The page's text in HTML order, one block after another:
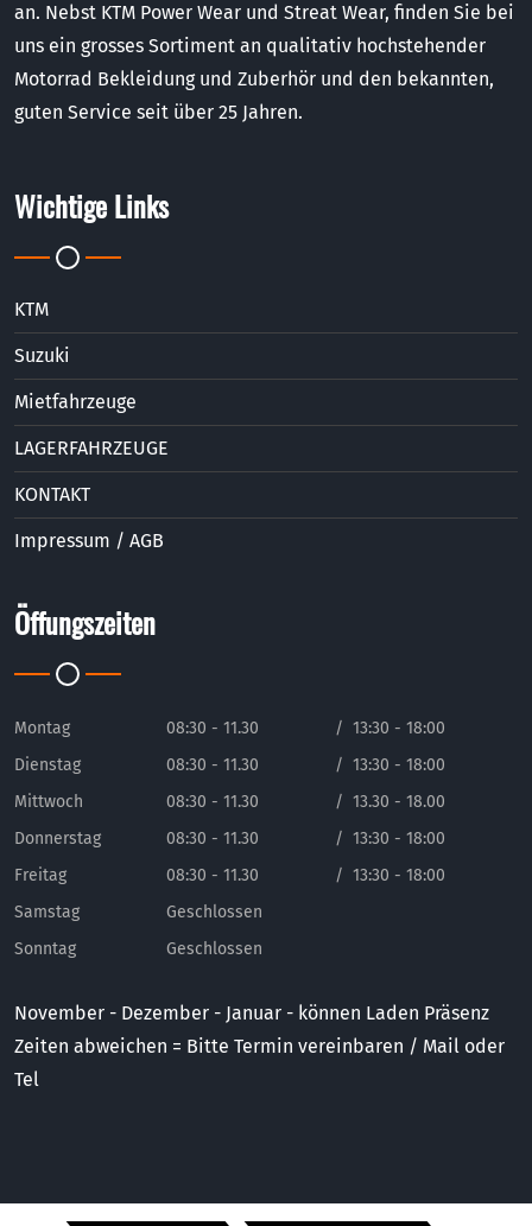
an. Nebst KTM Power Wear und Streat Wear, finden Sie bei
uns ein grosses Sortiment an qualitativ hochstehender
Motorrad Bekleidung und Zuberhör und den bekannten,
guten Service seit über 25 Jahren.
Wichtige Links
KTM
Suzuki
Mietfahrzeuge
LAGERFAHRZEUGE
KONTAKT
Impressum / AGB
Öffungszeiten
Montag 08:30 - 11.30 / 13:30 - 18:00
Dienstag
08:30 - 11.30 / 13:30 - 18:00
Mittwoch
08:30 - 11.30 / 13.30 - 18.00
Donnerstag
08:30 - 11.30 / 13:30 - 18:00
Freitag
08:30 - 11.30 / 13:30 - 18:00
Samstag
Geschlossen
Sonntag
Geschlossen
November - Dezember - Januar - können Laden Präsenz
Zeiten abweichen = Bitte Termin vereinbaren / Mail oder
Tel